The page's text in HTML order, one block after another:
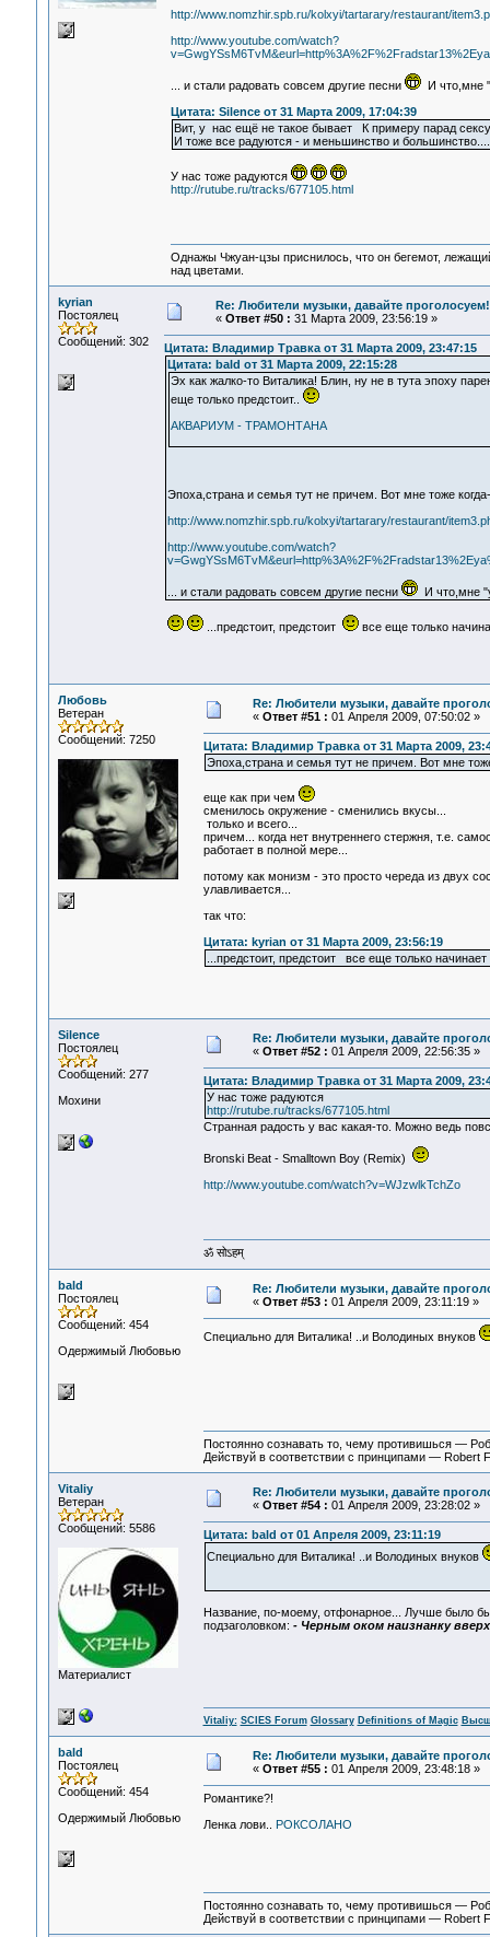
http://www.nomzhir.spb.ru/kolxyi/tartarary/restaurant/
http://www.youtube.com/watch?
... и стали радовать совсем другие песни
И что,мне
Цитата: Silence от 31 Марта 2009, 17:04:39
Вит, у нас ещё не такое бывает К примеру парад
И тоже все радуются - и меньшинство и большинство....
У нас тоже радуются
http://rutube.ru/tracks/677105.html
Однажы Чжуан-цзы приснилось, что он бегемот,
над цветами.
kyrian
Постоялец
Сообщений: 302
Re: Любители музыки, давайте проголосуем!
« Ответ #50 : 31 Марта 2009, 23:56:19 »
Цитата: Владимир Травка от 31 Марта 2009, 23:47:15
Цитата: bald от 31 Марта 2009, 22:15:28
Эх как жалко-то Виталика! Блин, ну не в тута эпоху
еще только предстоит..
АКВАРИУМ - ТРАМОНТАНА
Эпоха,страна и семья тут не причем. Вот мне тоже
http://www.nomzhir.spb.ru/kolxyi/tartarary/restaurant/
http://www.youtube.com/watch?
... и стали радовать совсем другие песни И что,мне
...предстоит, предстоит все еще только
Любовь
Ветеран
Сообщений: 7250
Re: Любители музыки, давайте
« Ответ #51 : 01 Апреля 2009, 07:50:02 »
Цитата: Владимир Травка от 31 Марта 2009,
Эпоха,страна и семья тут не причем. Вот мне
еще как при чем
сменилось окружение - сменились вкусы...
только и всего...
причем... когда нет внутреннего стержня, т.е.
работает в полной мере...
потому как монизм - это просто череда из двух
улавливается...
так что:
Цитата: kyrian от 31 Марта 2009, 23:56:19
...предстоит, предстоит все еще только начинает
Silence
Постоялец
Сообщений: 277
Мохини
Re: Любители музыки, давайте
« Ответ #52 : 01 Апреля 2009, 22:56:35 »
Цитата: Владимир Травка от 31 Марта 2009,
У нас тоже радуются
http://rutube.ru/tracks/677105.html
Странная радость у вас какая-то. Можно ведь
Bronski Beat - Smalltown Boy (Remix)
http://www.youtube.com/watch?v=WJzwlkTchZo
ॐ सोऽहम्
bald
Постоялец
Сообщений: 454
Одержимый Любовью
Re: Любители музыки, давайте
« Ответ #53 : 01 Апреля 2009, 23:11:19 »
Специально для Виталика! ..и Володиных внуков
Постоянно сознавать то, чему противишься —
Действуй в соответствии с принципами — Robert
Vitaliy
Ветеран
Сообщений: 5586
Материалист
Re: Любители музыки, давайте
« Ответ #54 : 01 Апреля 2009, 23:28:02 »
Цитата: bald от 01 Апреля 2009, 23:11:19
Специально для Виталика! ..и Володиных внуков
Название, по-моему, отфонарное... Лучше было
подзаголовком: - Черным оком наизнанку
Vitaliy: SCIES Forum Glossary Definitions of Magic
bald
Постоялец
Сообщений: 454
Одержимый Любовью
Re: Любители музыки, давайте
« Ответ #55 : 01 Апреля 2009, 23:48:18 »
Романтике?!
Ленка лови..
РОКСОЛАНО
Постоянно сознавать то, чему противишься —
Действуй в соответствии с принципами — Robert